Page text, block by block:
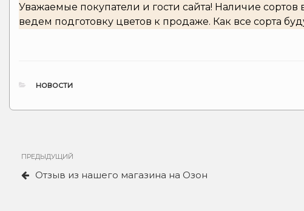
Уважаемые покупатели и гости сайта! Наличие сортов
ведем подготовку цветов к продаже. Как все сорта
РУБРИКИ
НОВОСТИ
Навигация
по
записям
Предыдущая
запись
ПРЕДЫДУЩИЙ
Отзыв из нашего магазина на Озон